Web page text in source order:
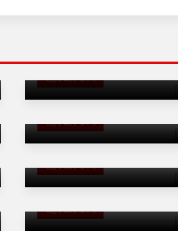
शहर और राज्य
समेकित
शहर और राज्य
शहर और राज्य
बजट घोषणाओं को समयबद्ध एवं
शहर और राज्य
पाली जिले के सुमेरपुर